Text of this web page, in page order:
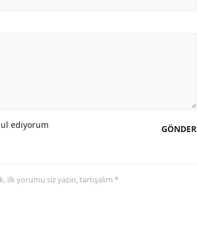
GÖNDER
ediyorum
yorumu siz yazın, tartışalım *